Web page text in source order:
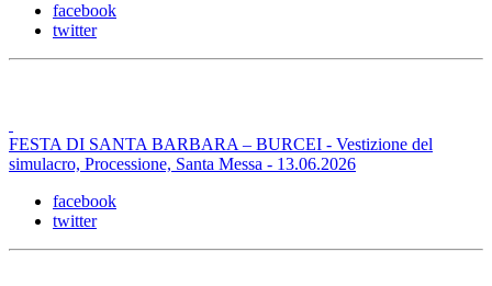
facebook
twitter
FESTA DI SANTA BARBARA – BURCEI - Vestizione del
simulacro, Processione, Santa Messa - 13.06.2026
facebook
twitter